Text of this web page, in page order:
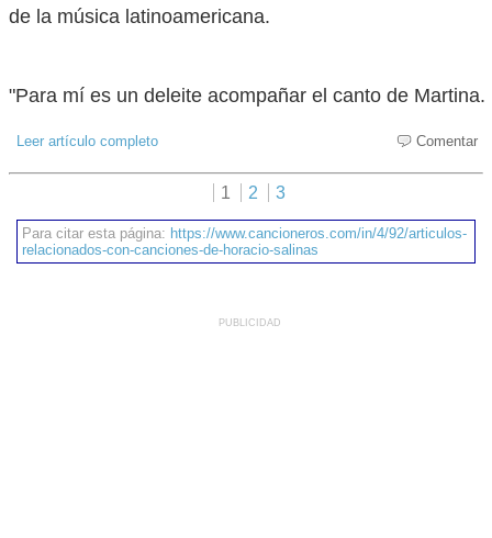
de la música latinoamericana.
"Para mí es un deleite acompañar el canto de Martina.
Leer artículo completo Comentar
1 2 3
Para citar esta página: https://www.cancioneros.com/in/4/92/articulos-
relacionados-con-canciones-de-horacio-salinas
PUBLICIDAD